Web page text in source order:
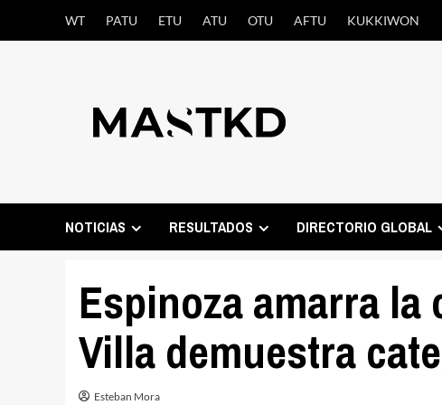
WT PATU ETU ATU OTU AFTU KUKKIWON
NOTICIAS RESULTADOS DIRECTORIO GLOBAL
Espinoza amarra la
Villa demuestra
Esteban Mora